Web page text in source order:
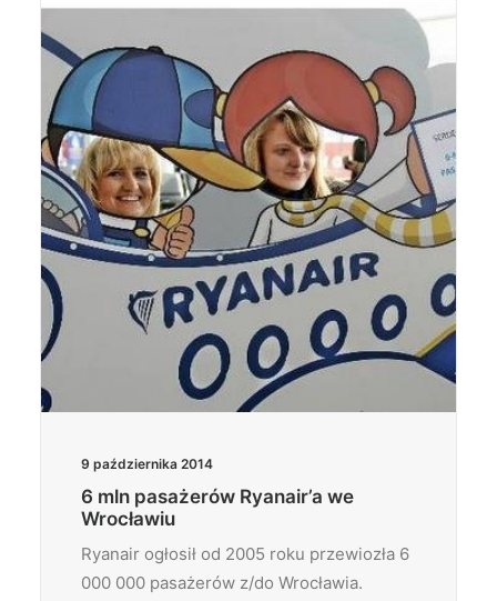
9 października 2014
6 mln pasażerów Ryanair’a we
Wrocławiu
Ryanair ogłosił od 2005 roku przewiozła 6
000 000 pasażerów z/do Wrocławia.